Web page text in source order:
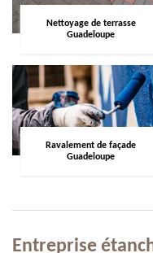
Nettoyage de terrasse
Guadeloupe
Ravalement de façade
Guadeloupe
Entreprise